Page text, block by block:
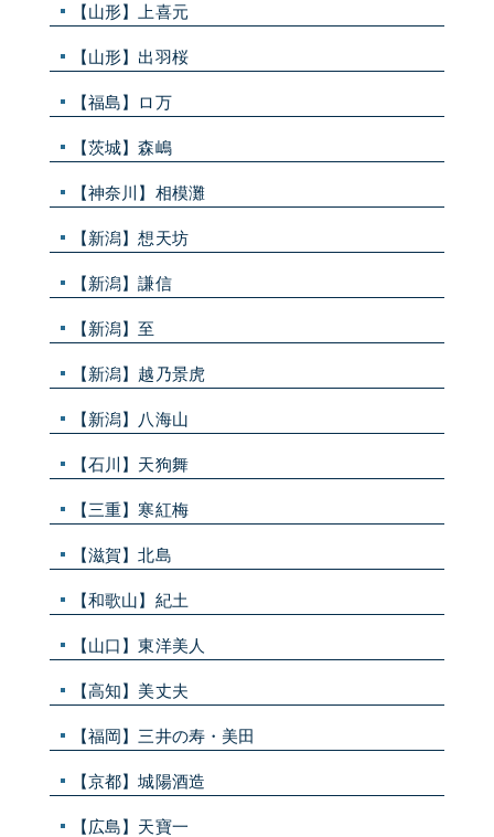
【山形】上喜元
【山形】出羽桜
【福島】ロ万
【茨城】森嶋
【神奈川】相模灘
【新潟】想天坊
【新潟】謙信
【新潟】至
【新潟】越乃景虎
【新潟】八海山
【石川】天狗舞
【三重】寒紅梅
【滋賀】北島
【和歌山】紀土
【山口】東洋美人
【高知】美丈夫
【福岡】三井の寿・美田
【京都】城陽酒造
【広島】天寶一